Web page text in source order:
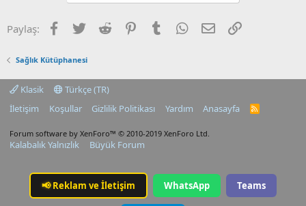
Paylaş: Facebook
TwitterReddit PinterestTumblrWhatsApp
E-postaLink
Sağlık Kütüphanesi
Klasik
Türkçe (TR)
İletişim
Koşullar Gizlilik Politikası Yardım Anasayfa
R
Forum software by XenForo™ © 2010-2019 XenForo Ltd.
Kalabalık Yalnızlık Büyük Forum
📢Reklam ve İletişim WhatsApp Teams